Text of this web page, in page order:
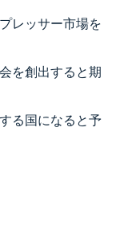
レッサー市場を
を創出すると期
る国になると予